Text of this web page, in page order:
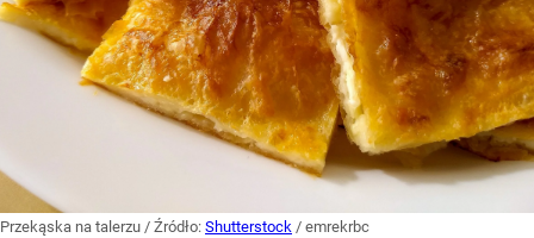
Przekąska na talerzu / Źródło: Shutterstock / emrekrbc